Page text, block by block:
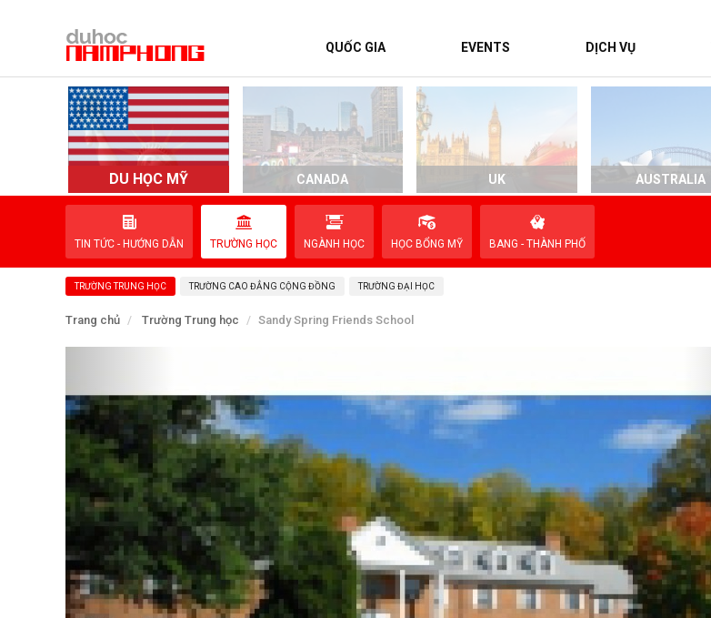
QUỐC GIA EVENTS DỊCH VỤ
DU HỌC MỸ CANADA UK AUSTRALIA
TIN TỨC - HƯỚNG DẪN TRƯỜNG HỌC NGÀNH HỌC HỌC BỔNG MỸ BANG - THÀNH PHỐ
TRƯỜNG TRUNG HỌC TRƯỜNG CAO ĐẲNG CỘNG ĐỒNG TRƯỜNG ĐẠI HỌC
Trang chủ Trường Trung học Sandy Spring Friends School
TRANG CHỦ
QUỐC GIA
EVENTS
LIÊN HỆ